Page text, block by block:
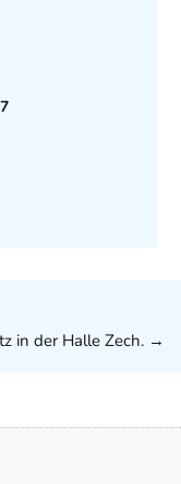
in der Halle Zech. →